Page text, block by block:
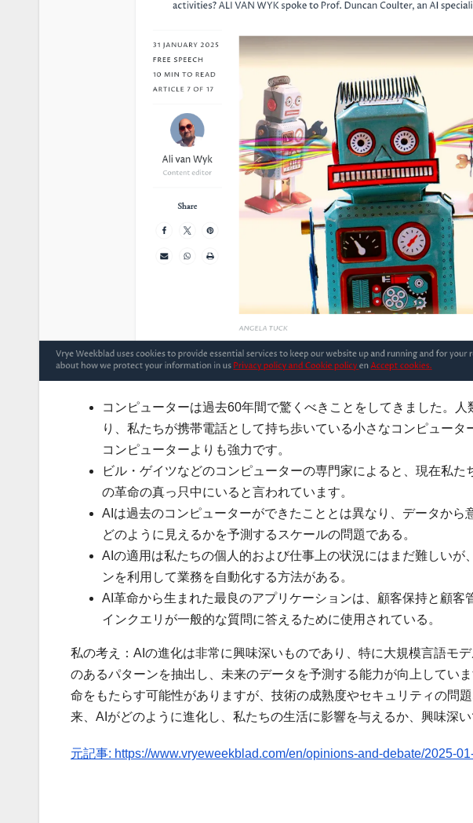
コンピューターは過去60年間で驚くべきことをしてきました。
り、私たちが携帯電話として持ち歩いている小さなコンピュー
コンピューターよりも強力です。
ビル・ゲイツなどのコンピューターの専門家によると、現在私た
の革命の真っ只中にいると言われています。
AIは過去のコンピューターができたこととは異なり、データか
どのように見えるかを予測するスケールの問題である。
AIの適用は私たちの個人的および仕事上の状況にはまだ難しいが
ンを利用して業務を自動化する方法がある。
AI革命から生まれた最良のアプリケーションは、顧客保持と顧客
インクエリが一般的な質問に答えるために使用されている。
私の考え：AIの進化は非常に興味深いものであり、特に大規模言語モ
のあるパターンを抽出し、未来のデータを予測する能力が向上してい
命をもたらす可能性がありますが、技術の成熟度やセキュリティの問
来、AIがどのように進化し、私たちの生活に影響を与えるか、興味深い
元記事: https://www.vryeweekblad.com/en/opinions-and-debate/2025-